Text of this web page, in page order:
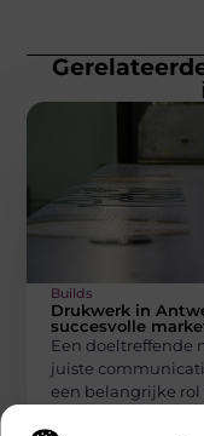
Builds
Drukwerk in
succesvolle
Een doeltreffende
juiste
een belangrijke